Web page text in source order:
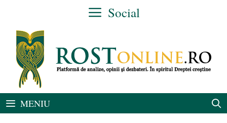
conținut
Social
MENIU